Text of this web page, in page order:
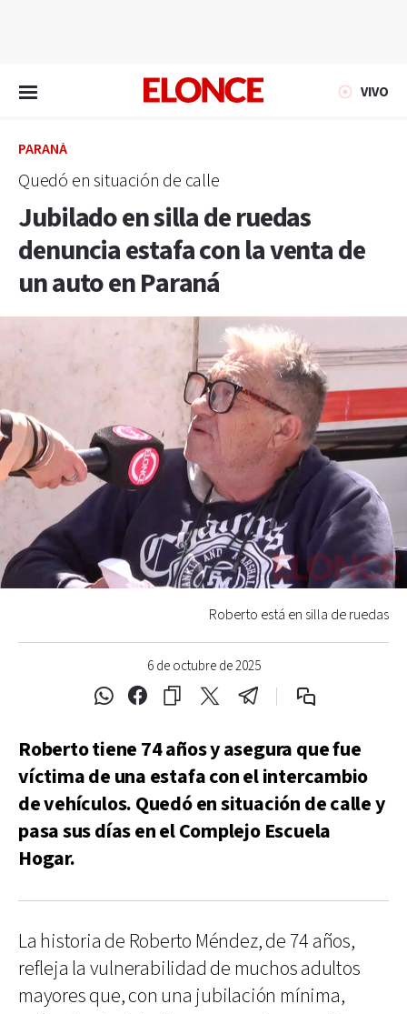
VIVO
PARANÁ
Quedó en situación de calle
Jubilado en silla de ruedas
denuncia estafa con la venta de
un auto en Paraná
6 de octubre de 2025
Roberto está en silla de ruedas
Roberto tiene 74 años y asegura que fue
víctima de una estafa con el intercambio
de vehículos. Quedó en situación de calle y
pasa sus días en el Complejo Escuela
Hogar.
La historia de Roberto Méndez, de 74 años,
refleja la vulnerabilidad de muchos adultos
mayores que, con una jubilación mínima,